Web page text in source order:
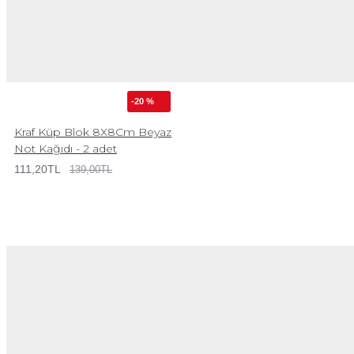
-20 %
Kraf Küp Blok 8X8Cm Beyaz
Not Kağıdı - 2 adet
111,20TL 139,00TL